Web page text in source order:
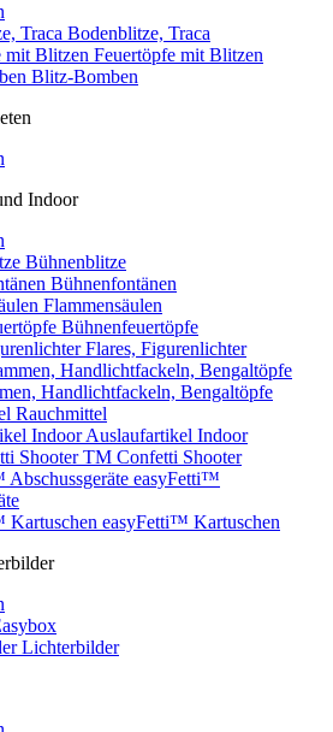
Bodenblitze, Traca
Feuertöpfe mit Blitzen
Blitz-Bomben
Indoor
Bühnenblitze
Bühnenfontänen
Flammensäulen
Bühnenfeuertöpfe
Flares, Figurenlichter
Handlichtfackeln, Bengaltöpfe
Rauchmittel
Auslaufartikel Indoor
TM Confetti Shooter
easyFetti™
easyFetti™ Kartuschen
Lichterbilder